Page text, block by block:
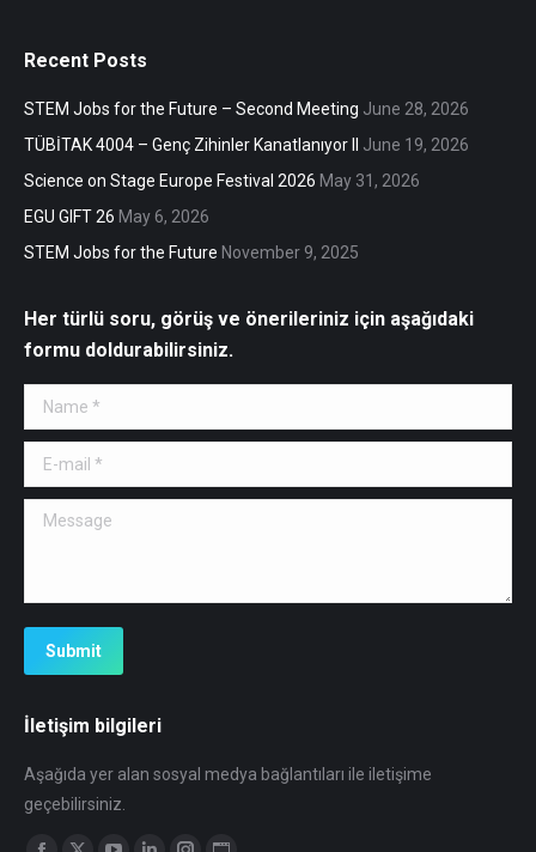
Recent Posts
STEM Jobs for the Future – Second Meeting June 28, 2026
TÜBİTAK 4004 – Genç Zihinler Kanatlanıyor II
June 19, 2026
Science on Stage Europe Festival 2026 May 31, 2026
EGU GIFT 26 May 6, 2026
STEM Jobs for the Future November 9, 2025
Her türlü soru, görüş ve önerileriniz için aşağıdaki
formu doldurabilirsiniz.
Name *
E-mail *
Message
Submit
İletişim bilgileri
Aşağıda yer alan sosyal medya bağlantıları ile iletişime
geçebilirsiniz.
Find us on: